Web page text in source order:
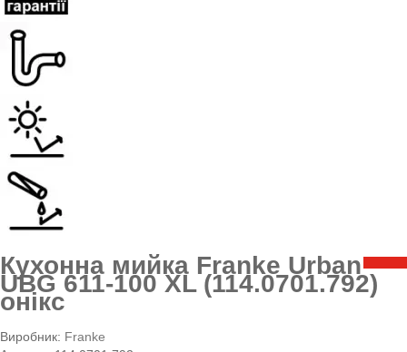
Кухонна мийка Franke Urban
UBG 611-100 XL (114.0701.792)
онікс
Виробник: Franke